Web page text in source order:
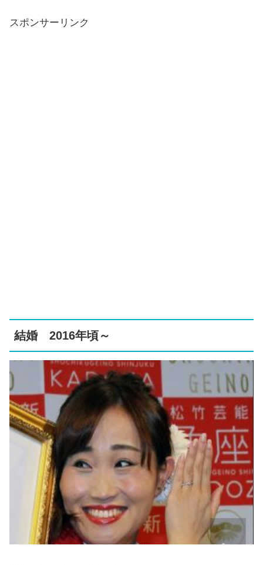
スポンサーリンク
結婚 2016年頃～